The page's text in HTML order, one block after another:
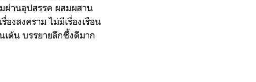
ผ่านอุปสรรค ผสมผสาน
งสงคราม ไม่มีเรื่องเรือน
เต้น บรรยายลึกซึ้งดีมาก